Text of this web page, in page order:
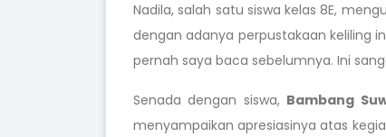
Nadila, salah satu siswa kelas 8E,
dengan adanya perpustakaan keliling
pernah saya baca sebelumnya. Ini
Senada dengan siswa, Bambang
menyampaikan apresiasinya atas